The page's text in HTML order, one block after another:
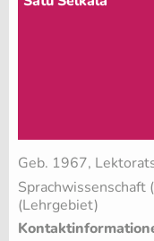
Geb. 1967,
Sprachwissenschaft
(Lehrgebiet)